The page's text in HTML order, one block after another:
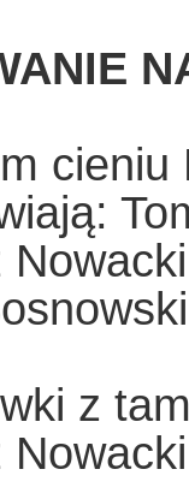
cieniu
z
Nowacki